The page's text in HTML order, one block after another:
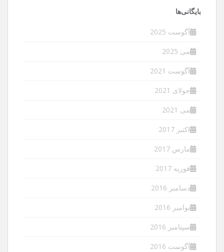
بایگانی‌ها
آگوست 2025
می 2025
آگوست 2021
جولای 2021
می 2021
اکتبر 2017
مارس 2017
فوریه 2017
دسامبر 2016
نوامبر 2016
سپتامبر 2016
آگوست 2016